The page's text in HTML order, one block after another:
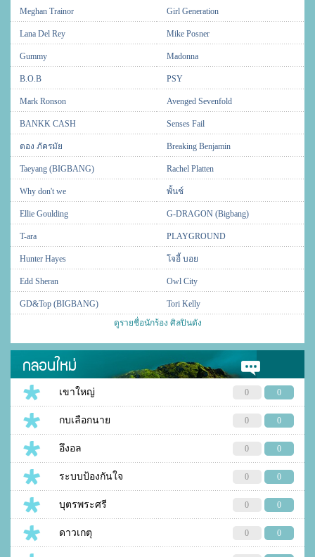
Meghan Trainor Girl Generation
Lana Del Rey Mike Posner
Gummy Madonna
B.O.B PSY
Mark Ronson Avenged Sevenfold
BANKK CASH Senses Fail
ตอง ภัครมัย Breaking Benjamin
Taeyang (BIGBANG) Rachel Platten
Why don't we พั้นช์
Ellie Goulding G-DRAGON (Bigbang)
T-ara PLAYGROUND
Hunter Hayes โจอี้ บอย
Edd Sheran Owl City
GD&Top (BIGBANG)
Tori Kelly
ดูรายชื่อนักร้อง ศิลปินดัง
กลอนใหม่
เขาใหญ่ 0 0
กบเลือกนาย 0 0
อึงอล 0 0
ระบบป้องกันใจ 0 0
บุตรพระศรี 0 0
ดาวเกตุ 0 0